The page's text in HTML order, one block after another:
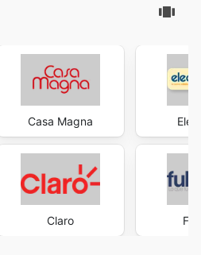
Casa Magna
Claro